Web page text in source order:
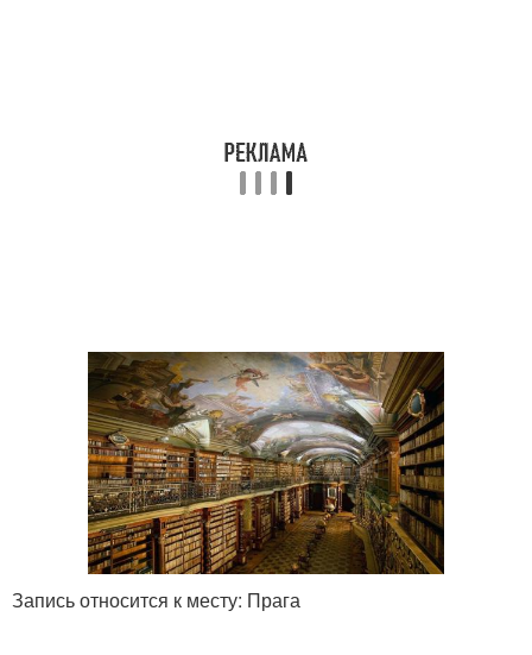
Запись относится к месту: Прага